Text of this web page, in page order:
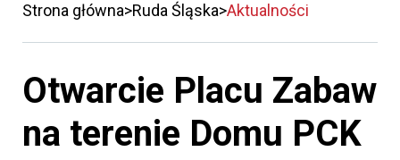
Strona główna Ruda Śląska Aktualności
Otwarcie Placu Zabaw
na terenie Domu PCK